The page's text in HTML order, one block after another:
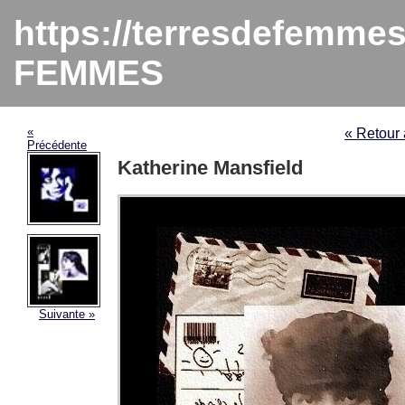
https://
FEMMES
«
Précédente
Suivante »
« Retour
Katherine Mansfield